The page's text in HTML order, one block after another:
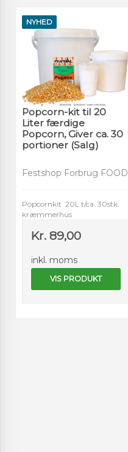
NYHED
Popcorn-kit til 20
Liter færdige
Popcorn, Giver ca. 30
portioner (Salg)
Festshop Forbrug FOOD
Popcornkit 20L t/ca. 30stk.
kræmmerhus
Kr. 89,00
inkl. moms
VIS PRODUKT